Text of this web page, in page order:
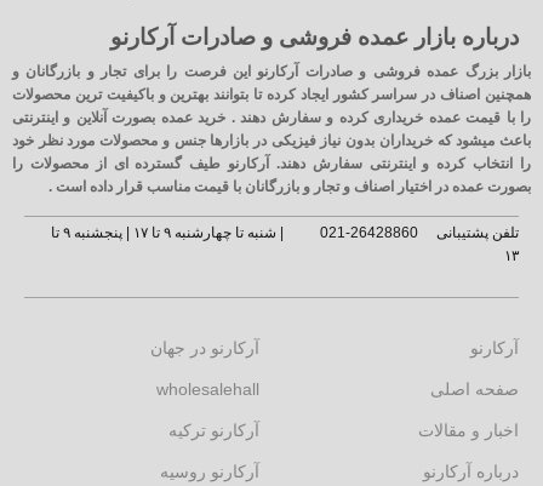
درباره بازار عمده فروشی و صادرات آرکارنو
بازار بزرگ عمده فروشی و صادرات آرکارنو این فرصت را برای تجار و بازرگانان و
همچنین اصناف در سراسر کشور ایجاد کرده تا بتوانند بهترین و باکیفیت ترین محصولات
را با قیمت عمده خریداری کرده و سفارش دهند . خرید عمده بصورت آنلاین و اینترنتی
باعث میشود که خریداران بدون نیاز فیزیکی در بازارها جنس و محصولات مورد نظر خود
را انتخاب کرده و اینترنتی سفارش دهند. آرکارنو طیف گسترده ای از محصولات را
بصورت عمده در اختیار اصناف و تجار و بازرگانان با قیمت مناسب قرار داده است .
تلفن پشتیبانی 26428860-021
| شنبه تا چهارشنبه ۹ تا ۱۷ | پنجشنبه ۹ تا
۱۳
آرکارنو
صفحه اصلی
اخبار و مقالات
درباره آرکارنو
آرکارنو در جهان
wholesalehall
آرکارنو ترکیه
آرکارنو روسیه